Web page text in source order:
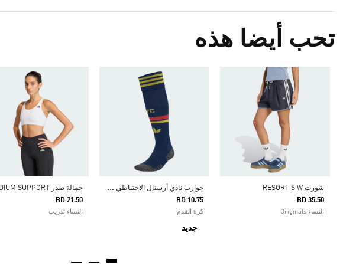
تحب أيضا هذه
شورت RESORT S W
BD 35.50
النساء Originals
ج
وارب نادي أرسنال الاحتياطي لكرة القدم لموسم 26/27
BD 10.75
كرة القدم
جديد
BD 21.50
النساء تدريب